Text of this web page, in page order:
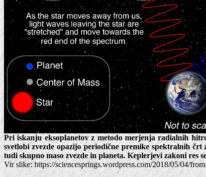
Pri iskanju eksoplanetov z metodo merjenja radialnih
svetlobi zvezde opazijo periodične premike spektralnih
tudi skupno maso zvezde in planeta. Keplerjevi zakoni res
Vir slike: https://sciencesprings.wordpress.com/2018/05/04/